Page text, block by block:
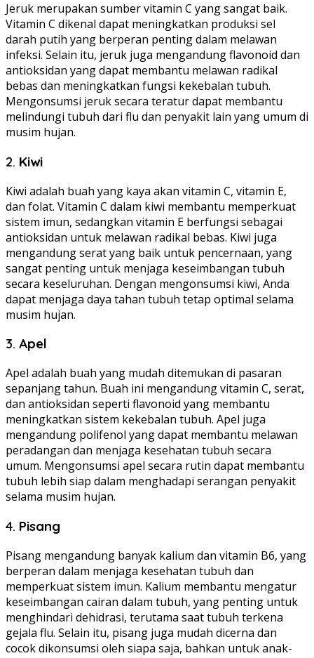
Jeruk merupakan sumber vitamin C yang sangat baik.
Vitamin C dikenal dapat meningkatkan produksi sel
darah putih yang berperan penting dalam melawan
infeksi. Selain itu, jeruk juga mengandung flavonoid dan
antioksidan yang dapat membantu melawan radikal
bebas dan meningkatkan fungsi kekebalan tubuh.
Mengonsumsi jeruk secara teratur dapat membantu
melindungi tubuh dari flu dan penyakit lain yang umum di
musim hujan.
2. Kiwi
Kiwi adalah buah yang kaya akan vitamin C, vitamin E,
dan folat. Vitamin C dalam kiwi membantu memperkuat
sistem imun, sedangkan vitamin E berfungsi sebagai
antioksidan untuk melawan radikal bebas. Kiwi juga
mengandung serat yang baik untuk pencernaan, yang
sangat penting untuk menjaga keseimbangan tubuh
secara keseluruhan. Dengan mengonsumsi kiwi, Anda
dapat menjaga daya tahan tubuh tetap optimal selama
musim hujan.
3. Apel
Apel adalah buah yang mudah ditemukan di pasaran
sepanjang tahun. Buah ini mengandung vitamin C, serat,
dan antioksidan seperti flavonoid yang membantu
meningkatkan sistem kekebalan tubuh. Apel juga
mengandung polifenol yang dapat membantu melawan
peradangan dan menjaga kesehatan tubuh secara
umum. Mengonsumsi apel secara rutin dapat membantu
tubuh lebih siap dalam menghadapi serangan penyakit
selama musim hujan.
4. Pisang
Pisang mengandung banyak kalium dan vitamin B6, yang
berperan dalam menjaga kesehatan tubuh dan
memperkuat sistem imun. Kalium membantu mengatur
keseimbangan cairan dalam tubuh, yang penting untuk
menghindari dehidrasi, terutama saat tubuh terkena
gejala flu. Selain itu, pisang juga mudah dicerna dan
cocok dikonsumsi oleh siapa saja, bahkan untuk anak-